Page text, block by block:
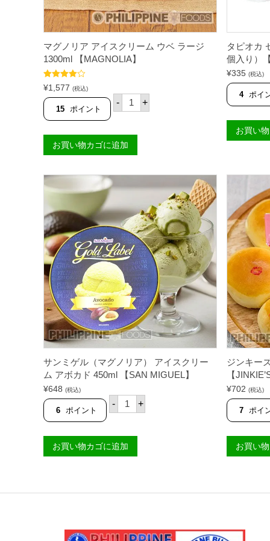
マグノリア アイスクリーム ウベ ラージ
1300ml 【MAGNOLIA】
5段階中
4.56の評価
¥1,577 (税込)
15 ポイント
- マ
グ
ア
ア
イ
ク
ウ
ベ
ラ
ー
ジ
1
3
0
0
m
l
【
M
A
G
N
O
L
A
】
個
+
お買い物カゴに追加
タピオカ
個入り）
¥335 (税込)
4 ポイ
お買い
サンミゲル（マグノリア） アイスクリー
ム アボカド 450ml 【SAN MIGUEL】
¥648 (税込)
6 ポイント
- サ
ン
ル
（
マ
ア
ス
+
お買い物カゴに追加
ジンキー
【
¥702 (税込)
7 ポイ
お買い